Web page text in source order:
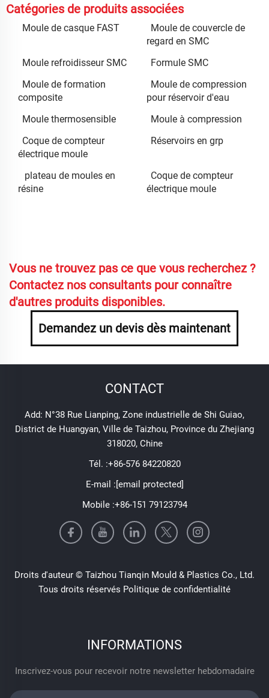
Catégories de produits associées
Moule de casque FAST
Moule de couvercle de
regard en SMC
Moule refroidisseur SMC
Formule SMC
Moule de formation
composite
Moule de compression
pour réservoir d'eau
Moule thermosensible
Moule à compression
Coque de compteur
électrique moule
Réservoirs en grp
plateau de moules en
résine
Coque de compteur
électrique moule
Vous ne trouvez pas ce que vous recherchez ?
Contactez nos consultants pour connaître
d'autres produits disponibles.
Demandez un devis dès maintenant
CONTACT
Add: N°38 Rue Lianping, Zone industrielle de Shi Guiao,
District de Huangyan, Ville de Taizhou, Province du Zhejiang
318020, Chine
Tél. :+86-576 84220820
E-mail :[email protected]
Mobile :+86-151 79123794
Droits d'auteur © Taizhou Tianqin Mould & Plastics Co., Ltd.
Tous droits réservés Politique de confidentialité
INFORMATIONS
Inscrivez-vous pour recevoir notre newsletter hebdomadaire